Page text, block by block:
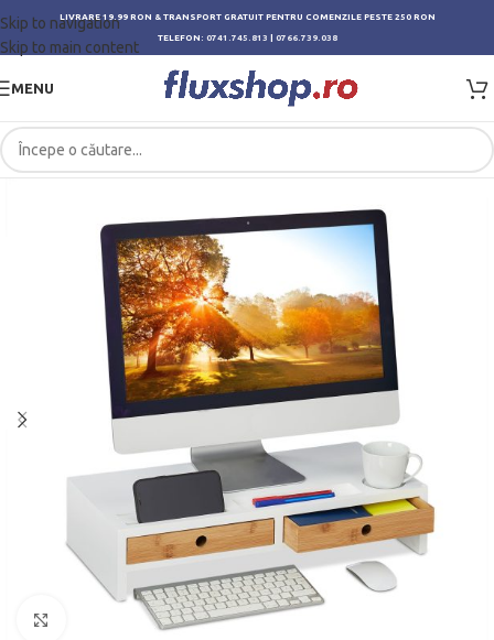
Skip to navigation
Skip to main content
LIVRARE 19.99 RON & TRANSPORT GRATUIT PENTRU COMENZILE PESTE 250 RON
TELEFON: 0741.745.813 0766.739.038
MENU
Click to enlarge